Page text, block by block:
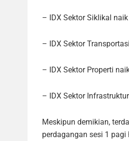
– IDX Sektor Siklikal naik
– IDX Sektor
– IDX Sektor Properti
– IDX Sektor
Meskipun demikian,
perdagangan sesi 1 pagi